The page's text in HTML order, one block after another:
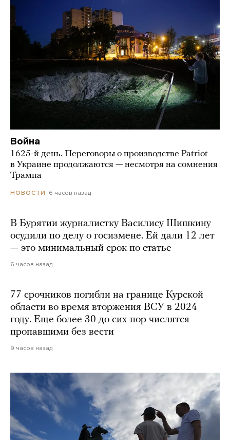
Война
1625-й день. Переговоры о производстве Patriot
в Украине продолжаются — несмотря на сомнения
Трампа
НОВОСТИ 6 часов назад
В Бурятии журналистку Василису Шишкину
осудили по делу о госизмене. Ей дали 12 лет
— это минимальный срок по статье
6 часов назад
77 срочников погибли на границе Курской
области во время вторжения ВСУ в 2024
году. Еще более 30 до сих пор числятся
пропавшими без вести
9 часов назад